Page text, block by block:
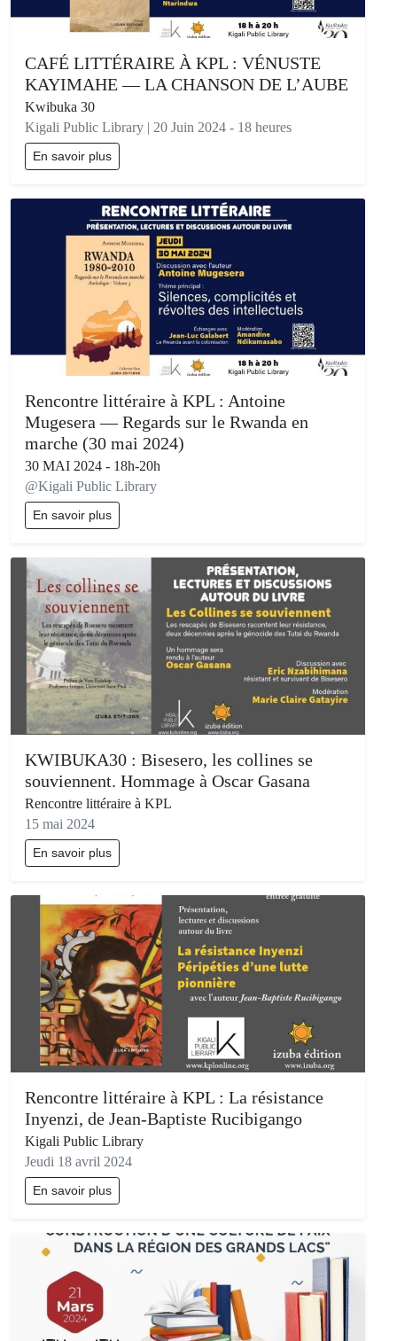
CAFÉ LITTÉRAIRE À KPL : VÉNUSTE
KAYIMAHE — LA CHANSON DE L’AUBE
Kwibuka 30
Kigali Public Library | 20 Juin 2024 - 18 heures
En savoir plus
Rencontre littéraire à KPL : Antoine
Mugesera — Regards sur le Rwanda en
marche (30 mai 2024)
30 MAI 2024 - 18h-20h
@Kigali Public Library
En savoir plus
KWIBUKA30 : Bisesero, les collines se
souviennent. Hommage à Oscar Gasana
Rencontre littéraire à KPL
15 mai 2024
En savoir plus
Rencontre littéraire à KPL : La résistance
Inyenzi, de Jean-Baptiste Rucibigango
Kigali Public Library
Jeudi 18 avril 2024
En savoir plus